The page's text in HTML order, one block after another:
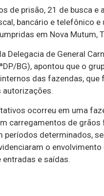
de prisão, 21 de busca e
bancário e telefônico
em Nova Mutum,
Delegacia de General
BG), apontou que o
das fazendas,
autorizações.
ocorreu em uma
carregamentos de
períodos determinados,
o
e saídas.